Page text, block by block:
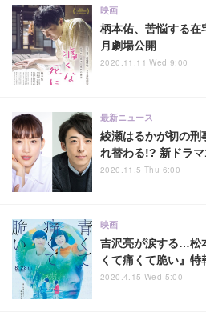
柄本佑、苦悩する在
月劇場公開
映画
2020.11.11 Wed 9:00
綾瀬はるかが初の刑
れ替わる!? 新ドラ
最新ニュース
2020.11.5 Thu 6:00
吉沢亮が涙する…松
くて痛くて脆い』特
映画
2020.4.15 Wed 5:00